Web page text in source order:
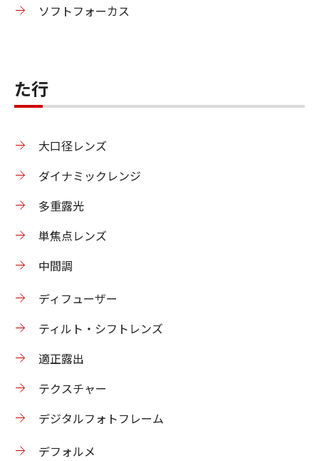
ソフトフォーカス
た行
大口径レンズ
ダイナミックレンジ
多重露光
単焦点レンズ
中間調
ディフューザー
ティルト・シフトレンズ
適正露出
テクスチャー
デジタルフォトフレーム
デフォルメ